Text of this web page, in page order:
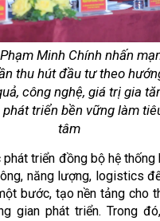
Minh Chính nhấn
thu hút đầu tư theo
công nghệ, giá trị gia
triển bền vững làm
tâm
triển đồng bộ hệ thống
năng lượng, logistics
bước, tạo nền tảng cho
gian phát triển. Trong